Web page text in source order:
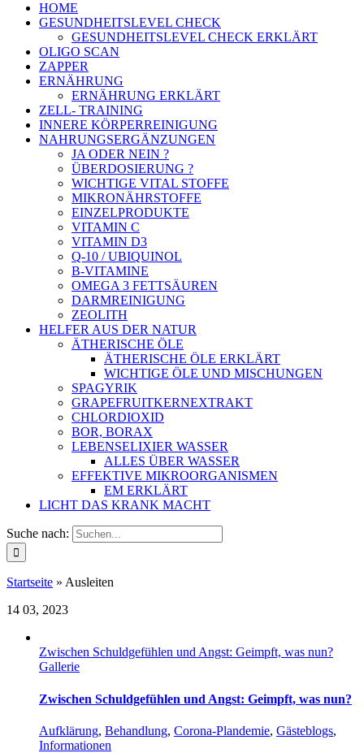
HOME
GESUNDHEITSLEVEL CHECK
GESUNDHEITSLEVEL CHECK ERKLÄRT
OLIGO SCAN
ZAPPER
ERNÄHRUNG
ERNÄHRUNG ERKLÄRT
ZELL- TRAINING
INNERE KÖRPERREINIGUNG
NAHRUNGSERGÄNZUNGEN
JA ODER NEIN ?
ÜBERDOSIERUNG ?
WICHTIGE VITAL STOFFE
MIKRONÄHRSTOFFE
EINZELPRODUKTE
VITAMIN C
VITAMIN D3
Q-10 / UBIQUINOL
B-VITAMINE
OMEGA 3 FETTSÄUREN
DARMREINIGUNG
ZEOLITH
HELFER AUS DER NATUR
ÄTHERISCHE ÖLE
ÄTHERISCHE ÖLE ERKLÄRT
WICHTIGE ÖLE UND MISCHUNGEN
SPAGYRIK
GRAPEFRUITKERNEXTRAKT
CHLORDIOXID
BOR, BORAX
LEBENSELIXIER WASSER
ALLES ÜBER WASSER
EFFEKTIVE MIKROORGANISMEN
EM ERKLÄRT
LICHT DAS KRANK MACHT
Suche nach:
Startseite » Ausleiten
14 03, 2023
Zwischen Schuldgefühlen und Angst: Geimpft, was nun?
Gallerie
Zwischen Schuldgefühlen und Angst: Geimpft, was nun?
Aufklärung, Behandlung, Corona-Plandemie, Gästeblogs,
Informationen